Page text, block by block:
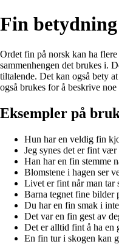
Fin betydning
Ordet fin på norsk kan ha
sammenhengen det brukes i.
tiltalende. Det kan også bety
også brukes for å beskrive
Eksempler på
Hun har en veldig fin
Jeg synes det er fint vær
Han har en fin stemme
Blomstene i hagen ser
Livet er fint når man tar
Barna tegnet fine bilder
Du har en fin smak i
Det var en fin gest av
Det er alltid fint å ha en
En fin tur i skogen kan